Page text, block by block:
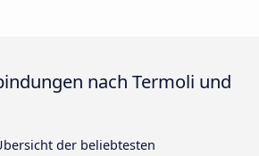
nach Termoli und
der beliebtesten